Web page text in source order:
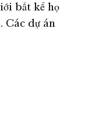
bất kể họ
Các dự án